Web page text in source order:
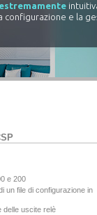
configurazione e la
e 200
un file di configurazione in
delle uscite relè